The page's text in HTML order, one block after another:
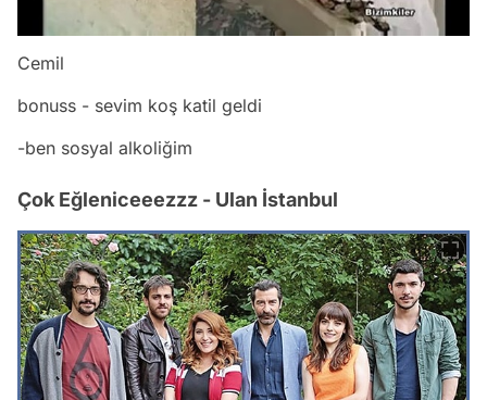
Cemil
bonuss - sevim koş katil geldi
-ben sosyal alkoliğim
Çok Eğleniceeezzz - Ulan İstanbul